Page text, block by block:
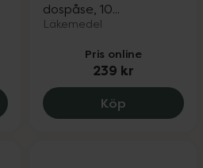
S 880 mg/g, 184 kr.
dospåse, 10...
Läkemedel
Pris online
239 kr
Köp Vi-Siblin S